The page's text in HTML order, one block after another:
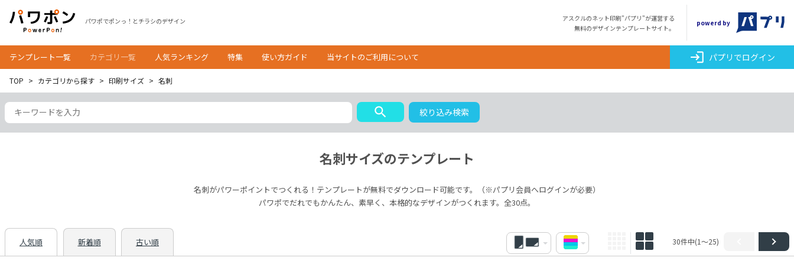
パワポでポンっ！とチラシのデザイン
アスクルのネット印刷"パプリ"が運営する
無料のデザインテンプレートサイト。
powerd by
テンプレート一覧 カテゴリ一覧 人気ランキング 特集 使い方ガイド 当サイトのご利用について login パプリでログイン
TOP カテゴリから探す 印刷サイズ 名刺
search 絞り込み検索
名刺サイズのテンプレート
名刺がパワーポイントでつくれる！テンプレートが無料でダウンロード可能です。（※パプリ会員へログインが必要）
パワポでだれでもかんたん、素早く、本格的なデザインがつくれます。全30点。
人気順 新着順 古い順 30件中(1～25)